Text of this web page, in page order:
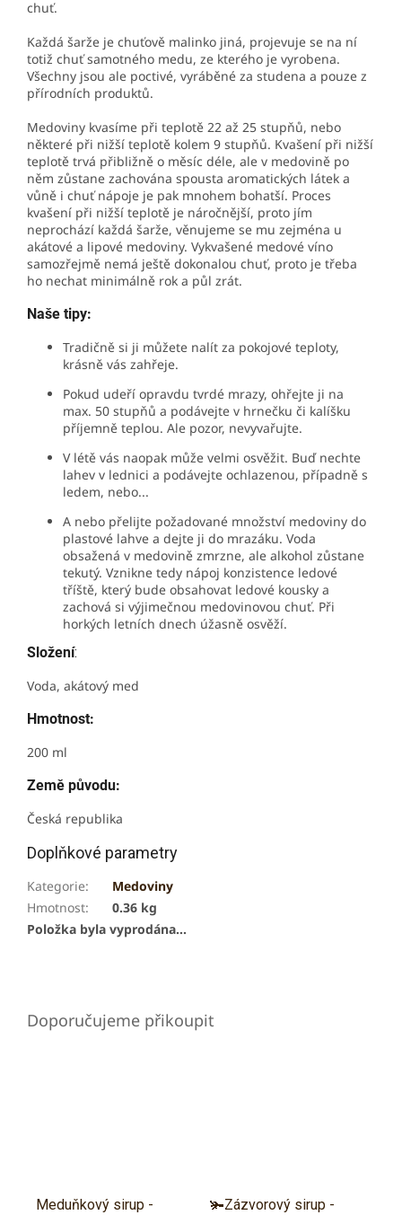
chuť.
Každá šarže je chuťově malinko jiná, projevuje se na ní
totiž chuť samotného medu, ze kterého je vyrobena.
Všechny jsou ale poctivé, vyráběné za studena a pouze z
přírodních produktů.
Medoviny kvasíme při teplotě 22 až 25 stupňů, nebo
některé při nižší teplotě kolem 9 stupňů. Kvašení při nižší
teplotě trvá přibližně o měsíc déle, ale v medovině po
něm zůstane zachována spousta aromatických látek a
vůně i chuť nápoje je pak mnohem bohatší. Proces
kvašení při nižší teplotě je náročnější, proto jím
neprochází každá šarže, věnujeme se mu zejména u
akátové a lipové medoviny. Vykvašené medové víno
samozřejmě nemá ještě dokonalou chuť, proto je třeba
ho nechat minimálně rok a půl zrát.
Naše tipy:
Tradičně si ji můžete nalít za pokojové teploty,
krásně vás zahřeje.
Pokud udeří opravdu tvrdé mrazy, ohřejte ji na
max. 50 stupňů a podávejte v hrnečku či kalíšku
příjemně teplou. Ale pozor, nevyvařujte.
V létě vás naopak může velmi osvěžit. Buď nechte
lahev v lednici a podávejte ochlazenou, případně s
ledem, nebo...
A nebo přelijte požadované množství medoviny do
plastové lahve a dejte ji do mrazáku. Voda
obsažená v medovině zmrzne, ale alkohol zůstane
tekutý. Vznikne tedy nápoj konzistence ledové
tříště, který bude obsahovat ledové kousky a
zachová si výjimečnou medovinovou chuť. Při
horkých letních dnech úžasně osvěží.
Složení:
Voda, akátový med
Hmotnost:
200 ml
Země původu:
Česká republika
Doplňkové parametry
Kategorie:
Medoviny
Hmotnost:
0.36 kg
Položka byla vyprodána…
Meduňkový sirup -
🫚Zázvorový sirup -